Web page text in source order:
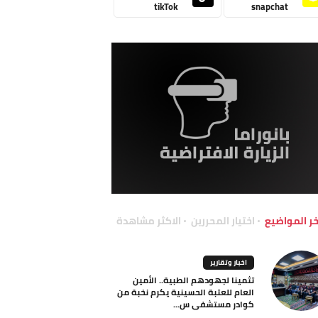
snapchat
tikTok
المواضيع اختيار المحررين الاكثر مشاهدة
اخبار وتقارير
تثمينا لجهودهم الطبية.. الأمين
العام للعتبة الحسينية يكرم نخبة من
كوادر مستشفى س...